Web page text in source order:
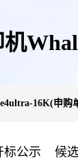
16K(申购
标公示 候